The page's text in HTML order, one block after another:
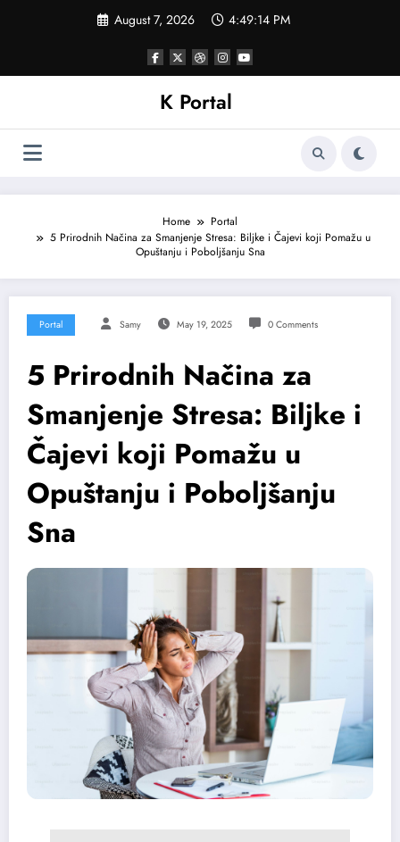
August 7, 2026 4:49:17 PM
K Portal
Home
Portal
5 Prirodnih Načina za Smanjenje Stresa: Biljke i Čajevi koji Pomažu u
Opuštanju i Poboljšanju Sna
Portal Samy May 19, 2025 0 Comments
5 Prirodnih Načina za
Smanjenje Stresa: Biljke i
Čajevi koji Pomažu u
Opuštanju i Poboljšanju
Sna